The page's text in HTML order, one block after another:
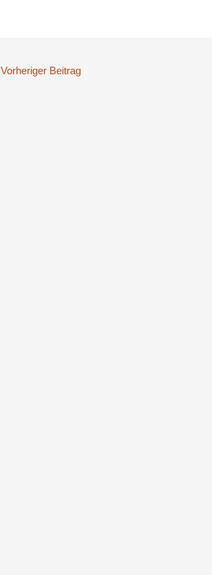
Vorheriger Beitrag